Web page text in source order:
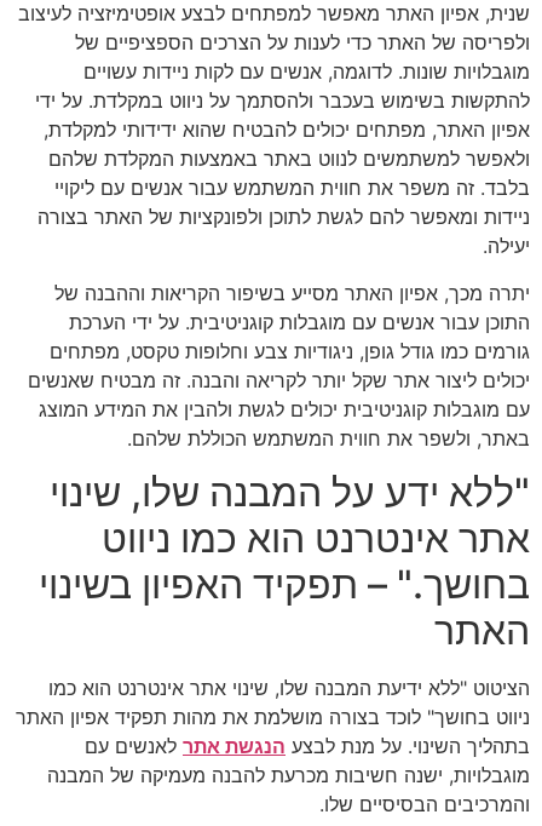
שנית, אפיון האתר מאפשר למפתחים לבצע אופטימיזציה לעיצוב
ולפריסה של האתר כדי לענות על הצרכים הספציפיים של
מוגבלויות שונות. לדוגמה, אנשים עם לקות ניידות עשויים
להתקשות בשימוש בעכבר ולהסתמך על ניווט במקלדת. על ידי
אפיון האתר, מפתחים יכולים להבטיח שהוא ידידותי למקלדת,
ולאפשר למשתמשים לנווט באתר באמצעות המקלדת שלהם
בלבד. זה משפר את חווית המשתמש עבור אנשים עם ליקויי
ניידות ומאפשר להם לגשת לתוכן ולפונקציות של האתר בצורה
יעילה.
יתרה מכך, אפיון האתר מסייע בשיפור הקריאות וההבנה של
התוכן עבור אנשים עם מוגבלות קוגניטיבית. על ידי הערכת
גורמים כמו גודל גופן, ניגודיות צבע וחלופות טקסט, מפתחים
יכולים ליצור אתר שקל יותר לקריאה והבנה. זה מבטיח שאנשים
עם מוגבלות קוגניטיבית יכולים לגשת ולהבין את המידע המוצג
באתר, ולשפר את חווית המשתמש הכוללת שלהם.
"ללא ידע על המבנה שלו, שינוי
אתר אינטרנט הוא כמו ניווט
בחושך." – תפקיד האפיון בשינוי
האתר
הציטוט "ללא ידיעת המבנה שלו, שינוי אתר אינטרנט הוא כמו
ניווט בחושך" לוכד בצורה מושלמת את מהות תפקיד אפיון האתר
בתהליך השינוי. על מנת לבצע הנגשת אתר לאנשים עם
מוגבלויות, ישנה חשיבות מכרעת להבנה מעמיקה של המבנה
והמרכיבים הבסיסיים שלו.